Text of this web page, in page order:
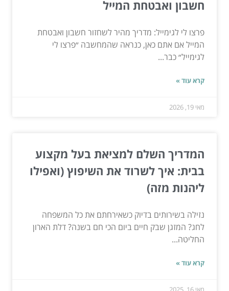
חשבון ואבטחת המייל
פרצו לי לגימייל: מדריך מהיר לשחזור חשבון ואבטחת
המייל אם אתם כאן, כנראה שהמחשבה ״פרצו לי
לגימייל״ כבר...
קרא עוד »
מאי 19, 2026
המדריך השלם למציאת בעל מקצוע
בבית: איך לשרוד את השיפוץ (ואפילו
ליהנות מזה)
נזילה בשירותים בדיוק כשאירחתם את כל המשפחה
לחג? המזגן שבק חיים ביום הכי חם בשנה? דלת הארון
החליטה...
קרא עוד »